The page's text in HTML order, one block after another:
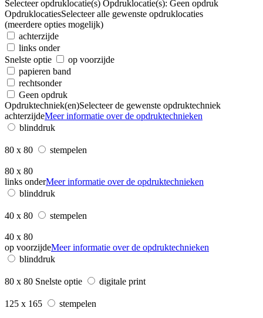
Selecteer opdruklocatie(s) Opdruklocatie(s): Geen opdruk
OpdruklocatiesSelecteer alle gewenste opdruklocaties
(meerdere opties mogelijk)
achterzijde
links onder
Snelste optie
op voorzijde
papieren band
rechtsonder
Geen opdruk
Opdruktechniek(en)Selecteer de gewenste opdruktechniek
achterzijdeMeer informatie over de opdruktechnieken
blinddruk
80 x 80 stempelen
80 x 80
links onderMeer informatie over de opdruktechnieken
blinddruk
40 x 80 stempelen
40 x 80
op voorzijdeMeer informatie over de opdruktechnieken
blinddruk
80 x 80 Snelste optie digitale print
125 x 165 stempelen